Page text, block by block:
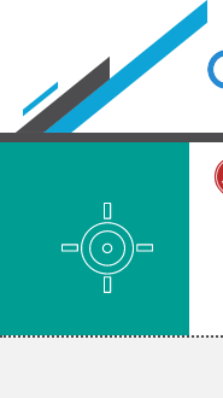
Cookies management panel